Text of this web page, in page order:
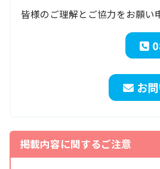
皆様のご理解とご協力をお願い
お
掲載内容に関するご注意